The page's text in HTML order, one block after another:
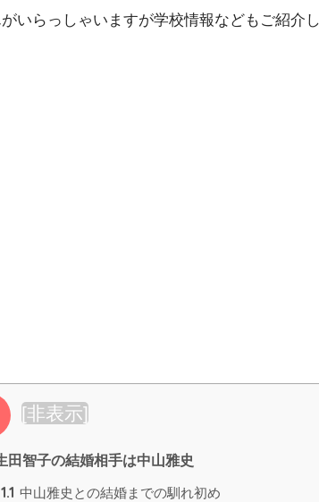
いらっしゃいますが学校情報などもご紹介し
[非表示]
田智子の結婚相手は中山雅史
1.1 中山雅史との結婚までの馴れ初め